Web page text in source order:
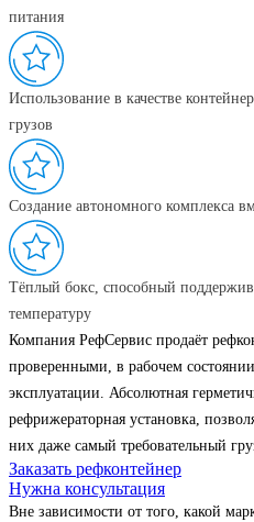
питания
Использование в качестве
грузов
Создание автономного комплекса
Тёплый бокс, способный
температуру
Компания РефСервис продаёт
проверенными, в рабочем
эксплуатации. Абсолютная
рефрижераторная установка,
них даже самый требовательный
Заказать рефконтейнер
Нужна консультация
Вне зависимости от того, какой